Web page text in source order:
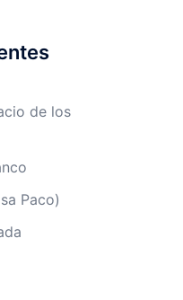
de los
Paco)